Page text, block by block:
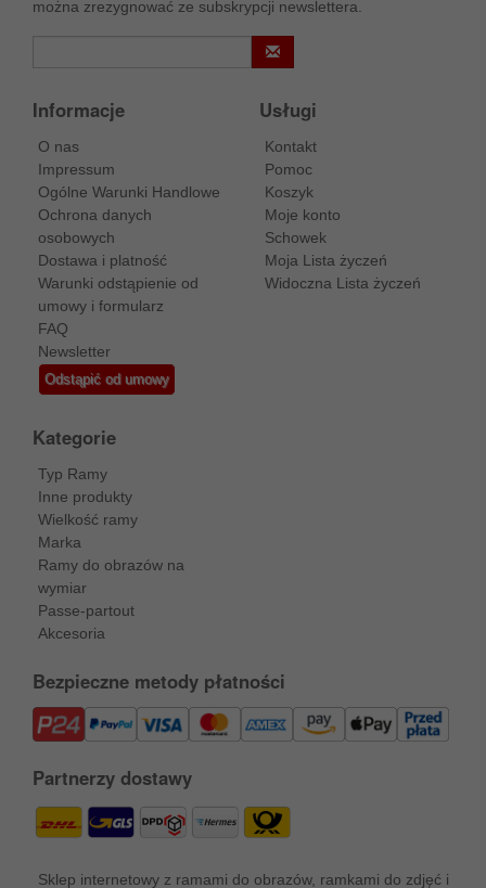
można zrezygnować ze subskrypcji newslettera.
Informacje
O nas
Impressum
Ogólne Warunki Handlowe
Ochrona danych
osobowych
Dostawa i platność
Warunki odstąpienie od
umowy i formularz
FAQ
Newsletter
Odstąpić od umowy
Usługi
Kontakt
Pomoc
Koszyk
Moje konto
Schowek
Moja Lista życzeń
Widoczna Lista życzeń
Kategorie
Typ Ramy
Inne produkty
Wielkość ramy
Marka
Ramy do obrazów na
wymiar
Passe-partout
Akcesoria
Bezpieczne metody płatności
Partnerzy dostawy
Sklep internetowy z ramami do obrazów, ramkami do zdjęć i